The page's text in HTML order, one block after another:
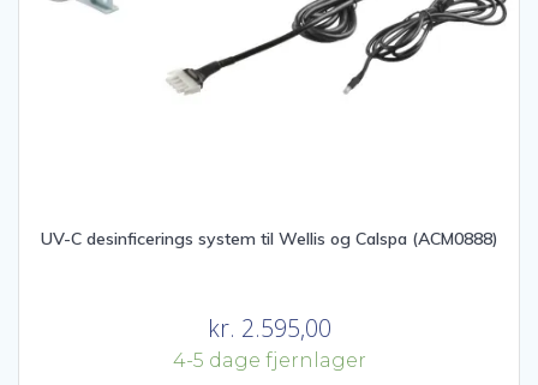
UV-C desinficerings system til Wellis og Calspa (ACM0888)
kr. 2.595,00
4-5 dage fjernlager